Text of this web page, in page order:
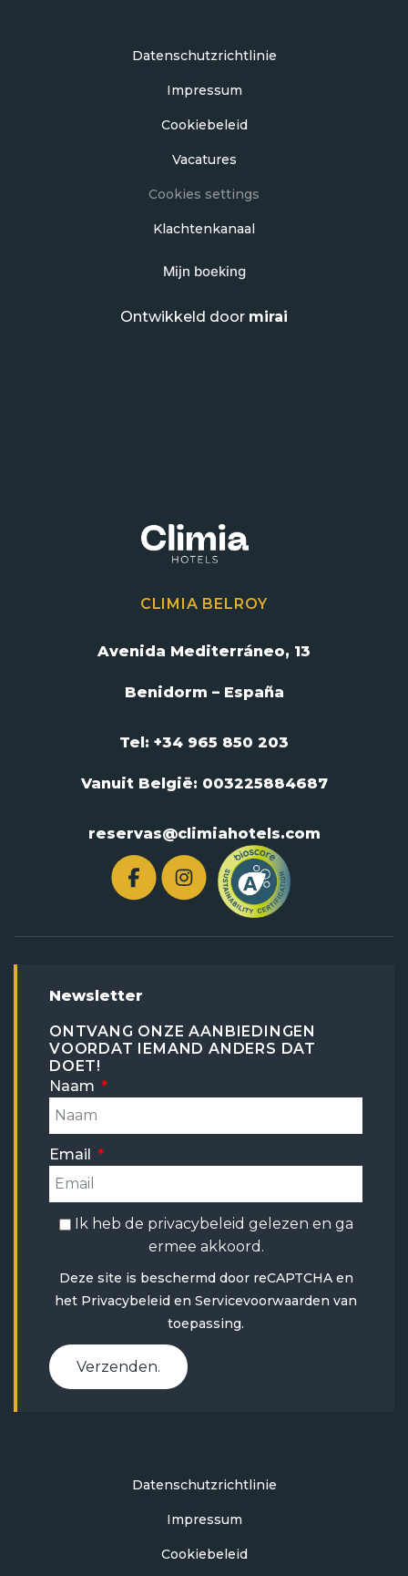
Datenschutzrichtlinie
Impressum
Cookiebeleid
Vacatures
Cookies settings
Klachtenkanaal
Mijn boeking
Ontwikkeld door mirai
CLIMIA BELROY
Avenida Mediterráneo, 13
Benidorm – España
Tel: +34 965 850 203
Vanuit België: 003225884687
reservas@climiahotels.com
Newsletter
ONTVANG ONZE AANBIEDINGEN
VOORDAT IEMAND ANDERS DAT
DOET!
Naam
Email
Ik heb de privacybeleid gelezen en ga
ermee akkoord.
Deze site is beschermd door reCAPTCHA en
het Privacybeleid en Servicevoorwaarden van
toepassing.
Verzenden.
Datenschutzrichtlinie
Impressum
Cookiebeleid